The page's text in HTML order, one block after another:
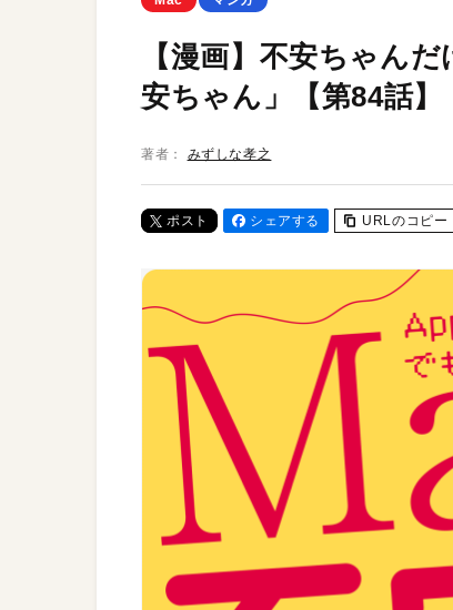
【漫画】不安ちゃん
安ちゃん」【第84話】
著者： みずしな孝之
ポスト シェアする URLのコピー